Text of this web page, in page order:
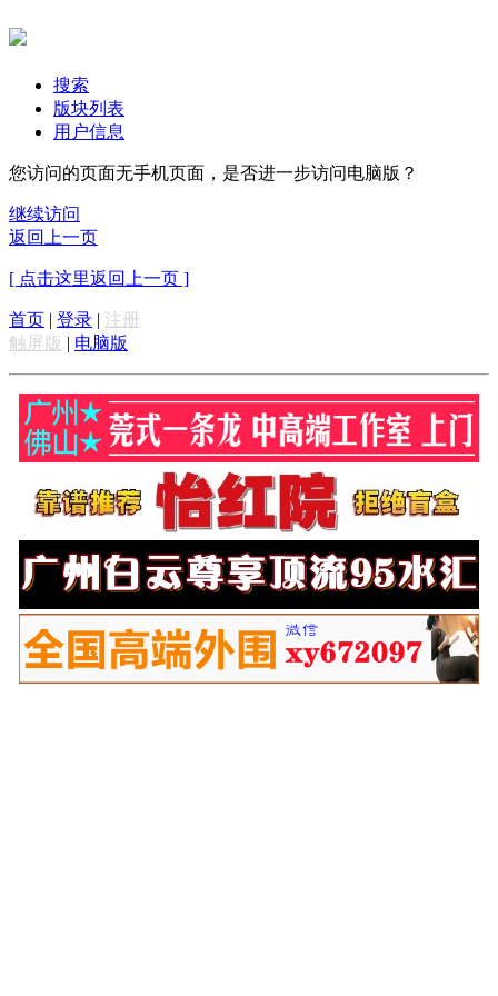
搜索
版块列表
用户信息
您访问的页面无手机页面，是否进一步访问电脑版？
继续访问
返回上一页
[ 点击这里返回上一页 ]
首页 | 登录 | 注册
触屏版 | 电脑版